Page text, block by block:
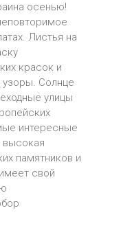
осенью!
Листья на
красок и
Солнце
улицы
интересные
памятников и
свой